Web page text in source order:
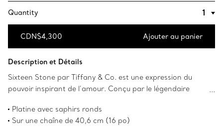
Quantity
CDN$4,300 Ajouter au panier
Description et Détails
Sixteen Stone par Tiffany & Co. est une expression du
pouvoir inspirant de l’amour. Conçu par le légendaire
croix de la collection s’inspire de l’héritage de sa famille
dans les textiles. Les saphirs alternent avec des « X » en
Platine avec saphirs ronds
Sur une chaîne de 40,6 cm (16 po)